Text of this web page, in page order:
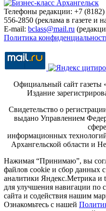
Телефоны редакции: +7
556-2850 (реклама в газете и
E-mail: bclass@mail.ru
Политика
Официальный сайт
Издание
Свидетельство о
выдано Управлением
информационных
Архангельской области и
Нажимая “Принимаю”, вы
файлов cookie и сбор данных
аналитики Яндекс.Метрика и
для улучшения навигации по
сайта и содействия нашим
Ознакомьтесь с нашей